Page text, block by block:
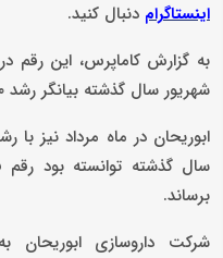
اینستاگرام دنبال کنید.
شهریور سال گذشته بیانگر رشد ۸۷۰ درصدی فروش این شرکت است.
برساند.
شرکت داروسازی ابوریحان